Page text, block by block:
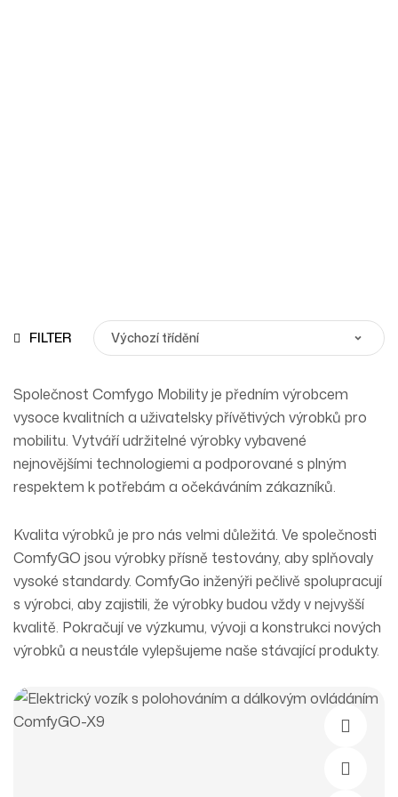
FILTER
Společnost Comfygo Mobility je předním výrobcem
vysoce kvalitních a uživatelsky přívětivých výrobků pro
mobilitu. Vytváří udržitelné výrobky vybavené
nejnovějšími technologiemi a podporované s plným
respektem k potřebám a očekáváním zákazníků.
Kvalita výrobků je pro nás velmi důležitá. Ve společnosti
ComfyGO jsou výrobky přísně testovány, aby splňovaly
vysoké standardy. ComfyGo inženýři pečlivě spolupracují
s výrobci, aby zajistili, že výrobky budou vždy v nejvyšší
kvalitě. Pokračují ve výzkumu, vývoji a konstrukci nových
výrobků a neustále vylepšujeme naše stávající produkty.